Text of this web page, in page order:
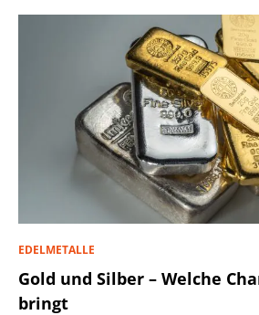
EDELMETALLE
Gold und Silber – Welche
bringt